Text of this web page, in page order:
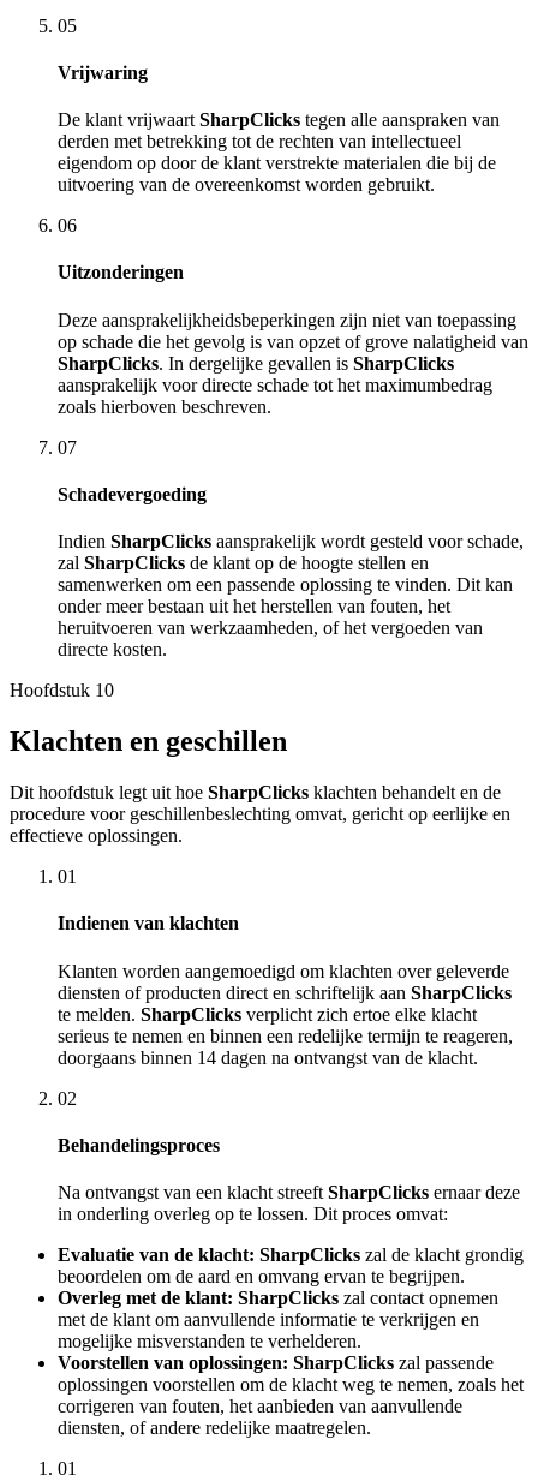
05
Vrijwaring
De klant vrijwaart SharpClicks tegen alle aanspraken van
derden met betrekking tot de rechten van intellectueel
eigendom op door de klant verstrekte materialen die bij de
uitvoering van de overeenkomst worden gebruikt.
06
Uitzonderingen
Deze aansprakelijkheidsbeperkingen zijn niet van toepassing
op schade die het gevolg is van opzet of grove nalatigheid van
SharpClicks. In dergelijke gevallen is SharpClicks
aansprakelijk voor directe schade tot het maximumbedrag
zoals hierboven beschreven.
07
Schadevergoeding
Indien SharpClicks aansprakelijk wordt gesteld voor schade,
zal SharpClicks de klant op de hoogte stellen en
samenwerken om een passende oplossing te vinden. Dit kan
onder meer bestaan uit het herstellen van fouten, het
heruitvoeren van werkzaamheden, of het vergoeden van
directe kosten.
Hoofdstuk 10
Klachten en geschillen
Dit hoofdstuk legt uit hoe SharpClicks klachten behandelt en de
procedure voor geschillenbeslechting omvat, gericht op eerlijke en
effectieve oplossingen.
01
Indienen van klachten
Klanten worden aangemoedigd om klachten over geleverde
diensten of producten direct en schriftelijk aan SharpClicks
te melden. SharpClicks verplicht zich ertoe elke klacht
serieus te nemen en binnen een redelijke termijn te reageren,
doorgaans binnen 14 dagen na ontvangst van de klacht.
02
Behandelingsproces
Na ontvangst van een klacht streeft SharpClicks ernaar deze
in onderling overleg op te lossen. Dit proces omvat:
Evaluatie van de klacht: SharpClicks zal de klacht grondig
beoordelen om de aard en omvang ervan te begrijpen.
Overleg met de klant: SharpClicks zal contact opnemen
met de klant om aanvullende informatie te verkrijgen en
mogelijke misverstanden te verhelderen.
Voorstellen van oplossingen: SharpClicks zal passende
oplossingen voorstellen om de klacht weg te nemen, zoals het
corrigeren van fouten, het aanbieden van aanvullende
diensten, of andere redelijke maatregelen.
01